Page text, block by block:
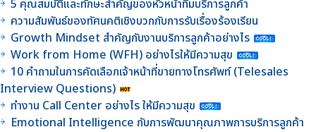
5 คุณสมบัติและทักษะสำคัญของหัวหน้าทีมบริการลูกค้า
ความสัมพันธ์ของทัศนคติเชิงบวกกับการรับเรื่องร้องเรียน
Growth Mindset สำคัญกับงานบริการลูกค้าอย่างไร
Work from Home (WFH) อย่างไรให้มีความสุข
10 คำถามในการคัดเลือกเจ้าหน้าที่ขายทางโทรศัพท์ (Telesales
Interview Questions)
ทำงาน Call Center อย่างไร ให้มีความสุข
Emotional Intelligence กับการพัฒนาคุณภาพการบริการลูกค้า